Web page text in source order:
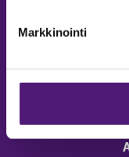
Markkinointi